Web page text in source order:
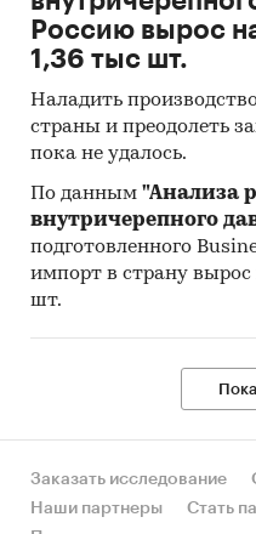
Россию вырос
1,36 тыс шт.
Наладить
страны и преодолеть
пока не удалось.
По данным "Анализа
внутричерепного
подготовленного
импорт в страну вырос
шт.
Заказать исследование
Наши партнеры
Стать